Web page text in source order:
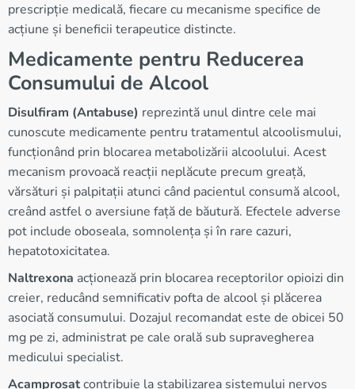
prescripție medicală, fiecare cu mecanisme specifice de
acțiune și beneficii terapeutice distincte.
Medicamente pentru Reducerea
Consumului de Alcool
Disulfiram (Antabuse) reprezintă unul dintre cele mai
cunoscute medicamente pentru tratamentul alcoolismului,
funcționând prin blocarea metabolizării alcoolului. Acest
mecanism provoacă reacții neplăcute precum greață,
vărsături și palpitații atunci când pacientul consumă alcool,
creând astfel o aversiune față de băutură. Efectele adverse
pot include oboseala, somnolența și în rare cazuri,
hepatotoxicitatea.
Naltrexona acționează prin blocarea receptorilor opioizi din
creier, reducând semnificativ pofta de alcool și plăcerea
asociată consumului. Dozajul recomandat este de obicei 50
mg pe zi, administrat pe cale orală sub supravegherea
medicului specialist.
Acamprosatcontribuie la stabilizarea sistemului nervos